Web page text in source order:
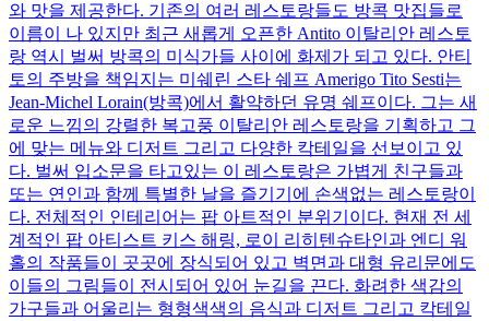
와 맛을 제공한다. 기존의 여러 레스토랑들도 방콕 맛집들로
이름이 나 있지만 최근 새롭게 오픈한 Antito 이탈리안 레스토
랑 역시 벌써 방콕의 미식가들 사이에 화제가 되고 있다. 안티
토의 주방을 책임지는 미쉐린 스타 쉐프 Amerigo Tito Sesti는
Jean-Michel Lorain(방콕)에서 활약하던 유명 쉐프이다. 그는 새
로운 느낌의 강렬한 복고풍 이탈리안 레스토랑을 기획하고 그
에 맞는 메뉴와 디저트 그리고 다양한 칵테일을 선보이고 있
다. 벌써 입소문을 타고있는 이 레스토랑은 가볍게 친구들과
또는 연인과 함께 특별한 날을 즐기기에 손색없는 레스토랑이
다. 전체적인 인테리어는 팝 아트적인 분위기이다. 현재 전 세
계적인 팝 아티스트 키스 해링, 로이 리히텐슈타인과 엔디 워
홀의 작품들이 곳곳에 장식되어 있고 벽면과 대형 유리문에도
이들의 그림들이 전시되어 있어 눈길을 끈다. 화려한 색감의
가구들과 어울리는 형형색색의 음식과 디저트 그리고 칵테일